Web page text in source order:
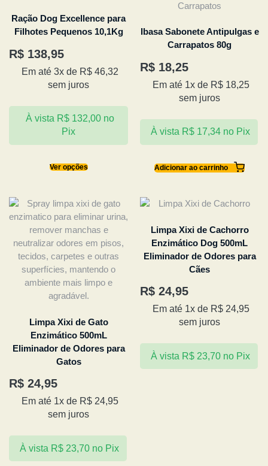
Ração Dog Excellence para
Filhotes Pequenos 10,1Kg
R$ 138,95
Em até 3x de R$46,32
sem juros
À vista R$132,00 no
Pix
Ver opções
Ibasa Sabonete Antipulgas e
Carrapatos 80g
R$ 18,25
Em até 1x de R$18,25
sem juros
À vista R$17,34 no Pix
Adicionar ao carrinho
Limpa Xixi de Gato
Enzimático 500mL
Eliminador de Odores para
Gatos
R$ 24,95
Em até 1x de R$24,95
sem juros
À vista R$23,70 no Pix
Limpa Xixi de Cachorro
Enzimático Dog 500mL
Eliminador de Odores para
Cães
R$ 24,95
Em até 1x de R$24,95
sem juros
À vista R$23,70 no Pix